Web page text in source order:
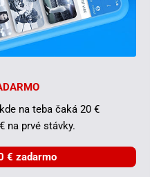
na teba čaká 20 €
na prvé stávky.
€ zadarmo